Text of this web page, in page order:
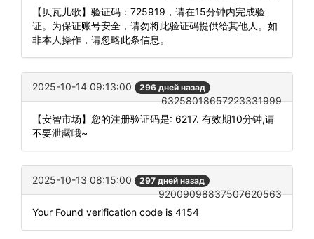
【贝瓦儿歌】验证码：725919，请在15分钟内完成验
证。为保证账号安全，请勿将此验证码提供给其他人。如
非本人操作，请忽略此条信息。
2025-10-14 09:13:00 296 дней назад
63258018657223331999
【安智市场】您的注册验证码是: 6217. 有效期10分钟,请
不要泄露哦~
2025-10-13 08:15:00 297 дней назад
92009098837507620563
Your Found verification code is 4154